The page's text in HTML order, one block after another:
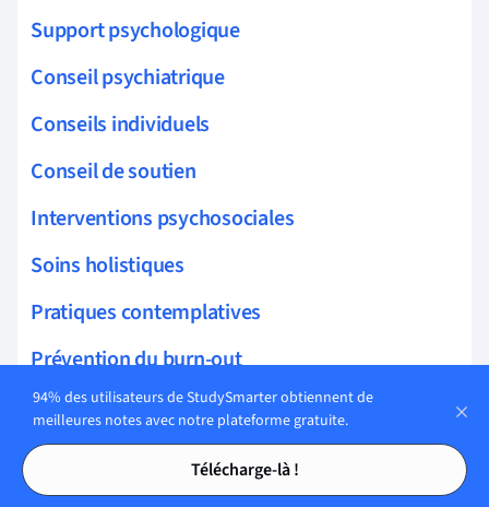
Tables des matières
Tables des matières
Support psychologique
Conseil psychiatrique
Conseils individuels
Conseil de soutien
Interventions psychosociales
Soins holistiques
Pratiques contemplatives
Prévention du burn-out
Réduction de l'anxiété
Traitement de la dépendance
Thérapie électroconvulsive
94% des utilisateurs de StudySmarter obtiennent de
meilleures notes avec notre plateforme gratuite.
Télécharge-là !